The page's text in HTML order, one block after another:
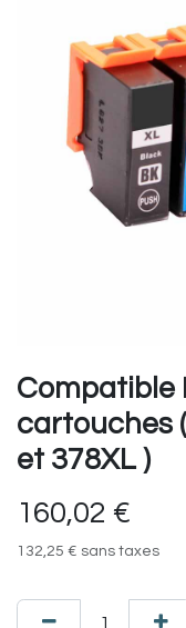
Compatible
cartouches
et 378XL )
160,02 €
132,25 € sans taxes